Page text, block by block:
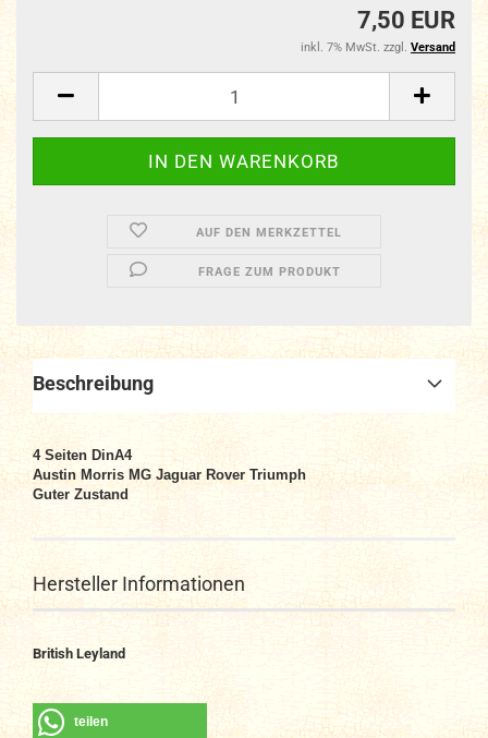
7,50 EUR
inkl. 7% MwSt. zzgl. Versand
AUF DEN MERKZETTEL
FRAGE ZUM PRODUKT
Beschreibung
4 Seiten DinA4
Austin Morris MG Jaguar Rover Triumph
Guter Zustand
Hersteller Informationen
British Leyland
teilen